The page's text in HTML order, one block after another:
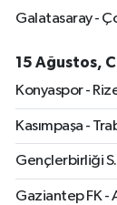
Galatasaray -
15 Ağustos,
Konyaspor -
Kasımpaşa -
Gençlerbirliği
Gaziantep FK -